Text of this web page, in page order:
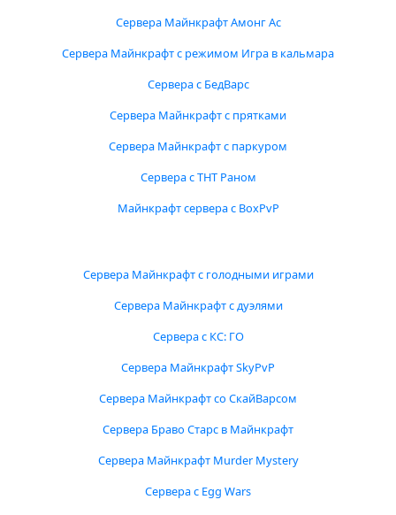
Сервера Майнкрафт Амонг Ас
Сервера Майнкрафт с режимом Игра в кальмара
Сервера с БедВарс
Сервера Майнкрафт с прятками
Сервера Майнкрафт с паркуром
Сервера с ТНТ Раном
Майнкрафт сервера с BoxPvP
Сервера Майнкрафт с голодными играми
Сервера Майнкрафт с дуэлями
Сервера с КС: ГО
Сервера Майнкрафт SkyPvP
Сервера Майнкрафт со СкайВарсом
Сервера Браво Старс в Майнкрафт
Сервера Майнкрафт Murder Mystery
Сервера с Egg Wars